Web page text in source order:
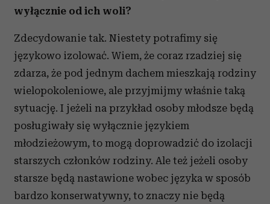
wyłącznie od ich woli?
Zdecydowanie tak. Niestety potrafimy się
językowo izolować. Wiem, że coraz rzadziej się
zdarza, że pod jednym dachem mieszkają rodziny
wielopokoleniowe, ale przyjmijmy właśnie taką
sytuację. I jeżeli na przykład osoby młodsze będą
posługiwały się wyłącznie językiem
młodzieżowym, to mogą doprowadzić do izolacji
starszych członków rodziny. Ale też jeżeli osoby
starsze będą nastawione wobec języka w sposób
bardzo konserwatywny, to znaczy nie będą